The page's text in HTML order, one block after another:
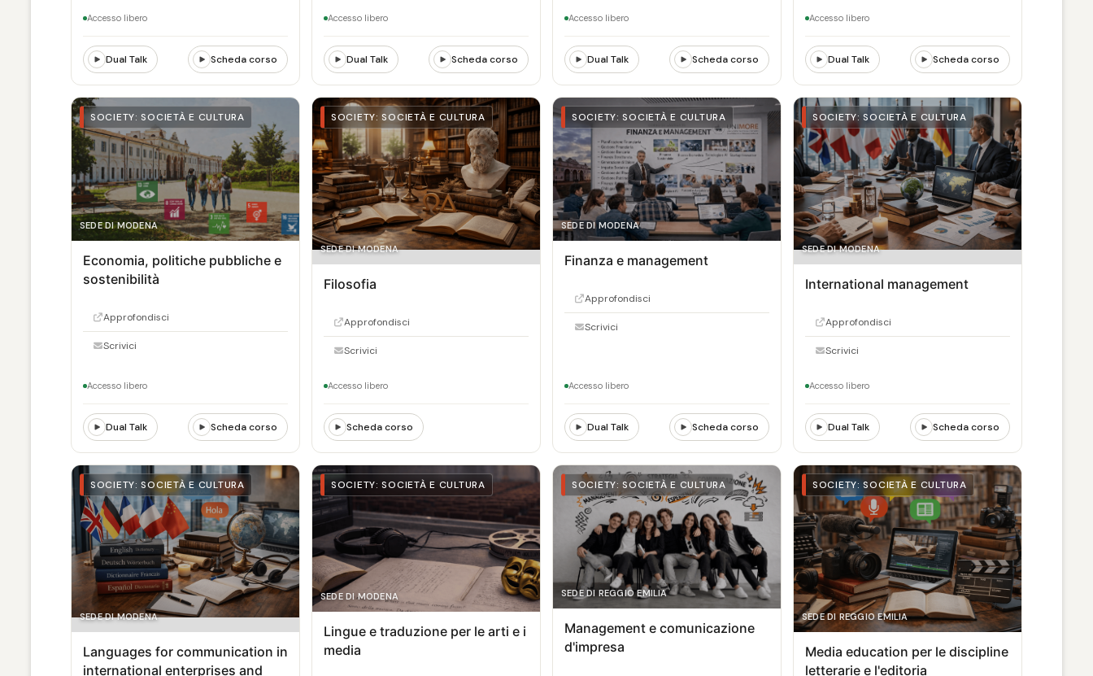
Accesso libero
Dual Talk Scheda corso
Accesso libero
Dual Talk Scheda corso
Accesso libero
Dual Talk Scheda corso
Accesso libero
Dual Talk Scheda corso
SOCIETY: SOCIETÀ E CULTURA
SEDE DI MODENA
Economia, politiche pubbliche e
sostenibilità
Approfondisci
Scrivici
Accesso libero
Dual Talk Scheda corso
SOCIETY: SOCIETÀ E CULTURA
SEDE DI MODENA
Filosofia
Approfondisci
Scrivici
Accesso libero
Scheda corso
SOCIETY: SOCIETÀ E CULTURA
SEDE DI MODENA
Finanza e management
Approfondisci
Scrivici
Accesso libero
Dual Talk Scheda corso
SOCIETY: SOCIETÀ E CULTURA
SEDE DI MODENA
International management
Approfondisci
Scrivici
Accesso libero
Dual Talk Scheda corso
SOCIETY: SOCIETÀ E CULTURA
SEDE DI MODENA
Languages for communication in
international enterprises and
SOCIETY: SOCIETÀ E CULTURA
SEDE DI MODENA
Lingue e traduzione per le arti e i
media
SOCIETY: SOCIETÀ E CULTURA
SEDE DI REGGIO EMILIA
Management e comunicazione
d'impresa
SOCIETY: SOCIETÀ E CULTURA
SEDE DI REGGIO EMILIA
Media education per le discipline
letterarie e l'editoria